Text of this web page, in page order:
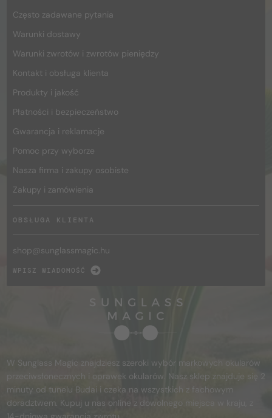
Często zadawane pytania
Warunki dostawy
Warunki zwrotów i zwrotów pieniędzy
Kontakt i obsługa klienta
Produkty i jakość
Płatności i bezpieczeństwo
Gwarancja i reklamacje
Pomoc przy wyborze
Nasza firma i zakupy osobiste
Zakupy i zamówienia
OBSŁUGA KLIENTA
shop@sunglassmagic.hu
WPISZ WIADOMOŚĆ
W Sunglass Magic znajdziesz szeroki wybór markowych okularów
przeciwsłonecznych i oprawek okularów. Nasz sklep znajduje się 2
minuty od tunelu Budai i czeka na wszystkich z fachowym
doradztwem. Kupuj u nas online z dowolnego miejsca w kraju, z